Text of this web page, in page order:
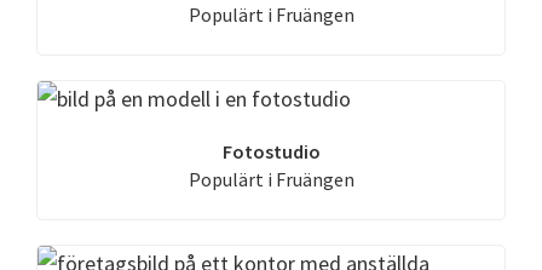
Populärt i Fruängen
Fotostudio
Populärt i Fruängen